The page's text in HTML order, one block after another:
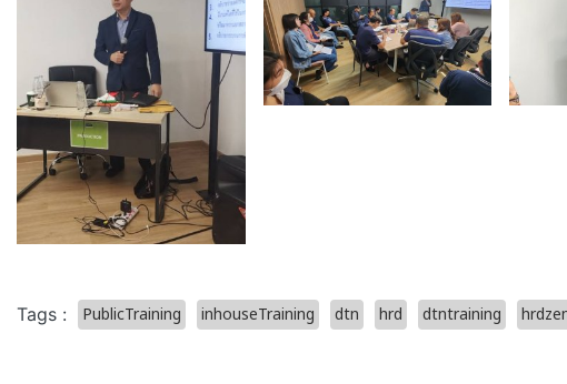
Tags : PublicTraining inhouseTraining dtn hrd dtntraining